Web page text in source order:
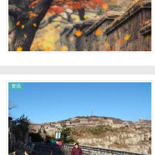
资讯